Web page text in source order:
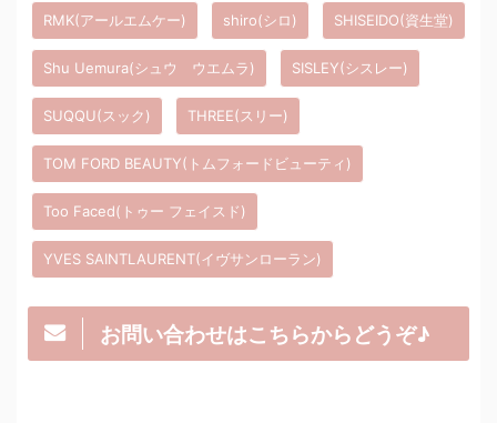
RMK(アールエムケー) shiro(シロ) SHISEIDO(資生堂)
Shu Uemura(シュウ ウエムラ) SISLEY(シスレー)
SUQQU(スック) THREE(スリー)
TOM FORD BEAUTY(トムフォードビューティ)
Too Faced(トゥー フェイスド)
YVES SAINTLAURENT(イヴサンローラン)
お問い合わせはこちらからどうぞ♪